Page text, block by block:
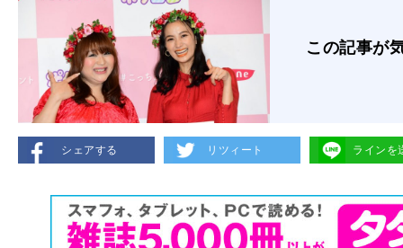
この記事が
シェアする リツィート ラインを